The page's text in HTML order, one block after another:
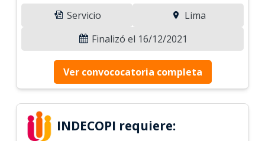
Servicio
Lima
Finalizó el 16/12/2021
Ver convococatoria completa
INDECOPI requiere: